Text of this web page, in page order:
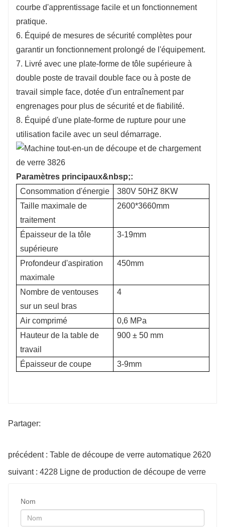
courbe d'apprentissage facile et un fonctionnement
pratique.
6. Équipé de mesures de sécurité complètes pour
garantir un fonctionnement prolongé de l'équipement.
7. Livré avec une plate-forme de tôle supérieure à
double poste de travail double face ou à poste de
travail simple face, dotée d'un entraînement par
engrenages pour plus de sécurité et de fiabilité.
8. Équipé d'une plate-forme de rupture pour une
utilisation facile avec un seul démarrage.
Paramètres principaux&nbsp;:
Consommation d'énergie
380V 50HZ 8KW
Taille maximale de
traitement
2600*3660mm
Épaisseur de la tôle
supérieure
3-19mm
Profondeur d'aspiration
maximale
450mm
Nombre de ventouses
sur un seul bras
4
Air comprimé
0,6 MPa
Hauteur de la table de
travail
900 ± 50 mm
Épaisseur de coupe 3-9mm
Partager:
précédent : Table de découpe de verre automatique 2620
suivant : 4228 Ligne de production de découpe de verre
Nom